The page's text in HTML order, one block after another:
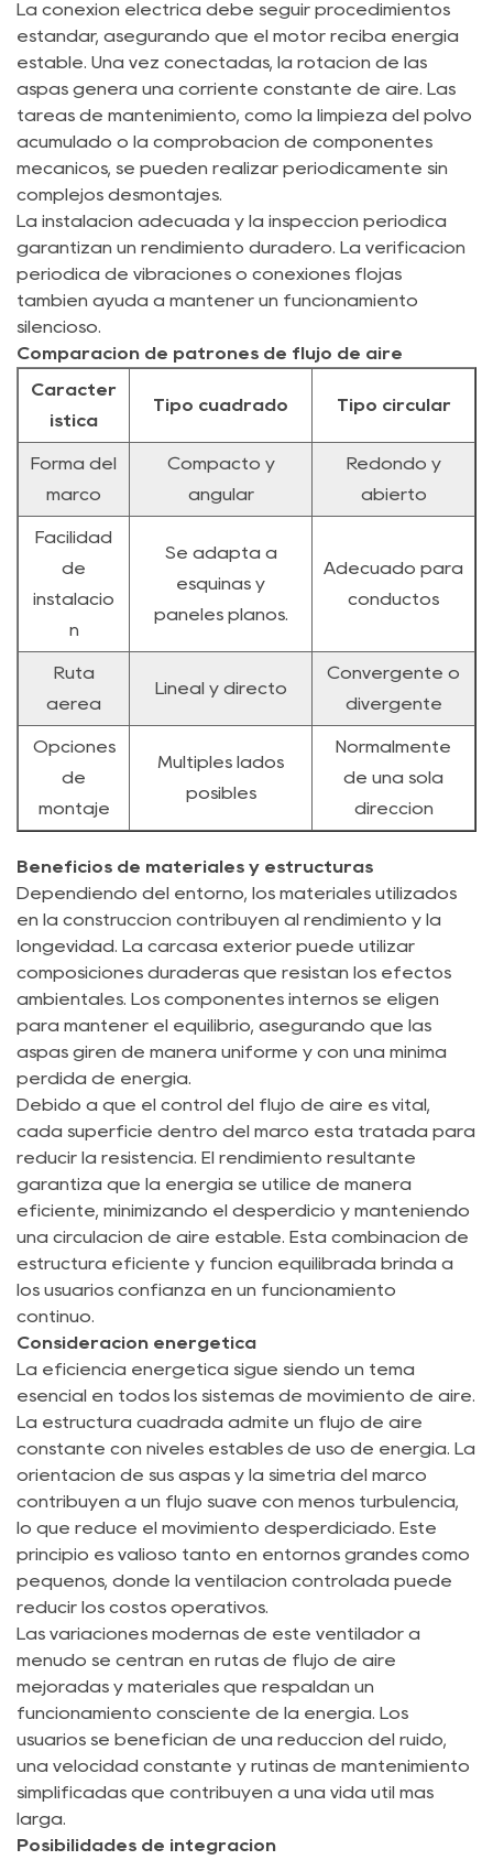
La conexión eléctrica debe seguir procedimientos
estándar, asegurando que el motor reciba energía
estable. Una vez conectadas, la rotación de las
aspas genera una corriente constante de aire. Las
tareas de mantenimiento, como la limpieza del polvo
acumulado o la comprobación de componentes
mecánicos, se pueden realizar periódicamente sin
complejos desmontajes.
La instalación adecuada y la inspección periódica
garantizan un rendimiento duradero. La verificación
periódica de vibraciones o conexiones flojas
también ayuda a mantener un funcionamiento
silencioso.
Comparación de patrones de flujo de aire
Caracter
ística
Tipo cuadrado Tipo circular
Forma del
marco
Compacto y
angular
Redondo y
abierto
Facilidad
de
instalació
n
Se adapta a
esquinas y
paneles planos.
Adecuado para
conductos
Ruta
aérea
Lineal y directo
Convergente o
divergente
Opciones
de
montaje
Múltiples lados
posibles
Normalmente
de una sola
dirección
Beneficios de materiales y estructuras
Dependiendo del entorno, los materiales utilizados
en la construcción contribuyen al rendimiento y la
longevidad. La carcasa exterior puede utilizar
composiciones duraderas que resistan los efectos
ambientales. Los componentes internos se eligen
para mantener el equilibrio, asegurando que las
aspas giren de manera uniforme y con una mínima
pérdida de energía.
Debido a que el control del flujo de aire es vital,
cada superficie dentro del marco está tratada para
reducir la resistencia. El rendimiento resultante
garantiza que la energía se utilice de manera
eficiente, minimizando el desperdicio y manteniendo
una circulación de aire estable. Esta combinación de
estructura eficiente y función equilibrada brinda a
los usuarios confianza en un funcionamiento
continuo.
Consideración energética
La eficiencia energética sigue siendo un tema
esencial en todos los sistemas de movimiento de aire.
La estructura cuadrada admite un flujo de aire
constante con niveles estables de uso de energía. La
orientación de sus aspas y la simetría del marco
contribuyen a un flujo suave con menos turbulencia,
lo que reduce el movimiento desperdiciado. Este
principio es valioso tanto en entornos grandes como
pequeños, donde la ventilación controlada puede
reducir los costos operativos.
Las variaciones modernas de este ventilador a
menudo se centran en rutas de flujo de aire
mejoradas y materiales que respaldan un
funcionamiento consciente de la energía. Los
usuarios se benefician de una reducción del ruido,
una velocidad constante y rutinas de mantenimiento
simplificadas que contribuyen a una vida útil más
larga.
Posibilidades de integración